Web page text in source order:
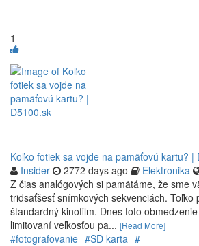
1
Koľko fotiek sa vojde na pamäťovú kartu? |
Insider
2772 days ago Elektronika
Z čias analógových si pamätáme, že sme
tridsaťšesť snímkových sekvenciách. Toľko
štandardný kinofilm. Dnes toto
limitovaní veľkosťou pa... [Read More]
#fotografovanie #SD karta #